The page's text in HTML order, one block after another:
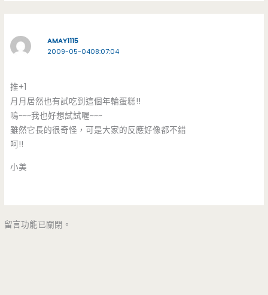
AMAY1115
2009-05-0408:07:04
推+1
月月居然也有試吃到這個年輪蛋糕!!
嗚~~~我也好想試試喔~~~
雖然它長的很奇怪，可是大家的反應好像都不錯
呵!!
小美
留言功能已關閉。